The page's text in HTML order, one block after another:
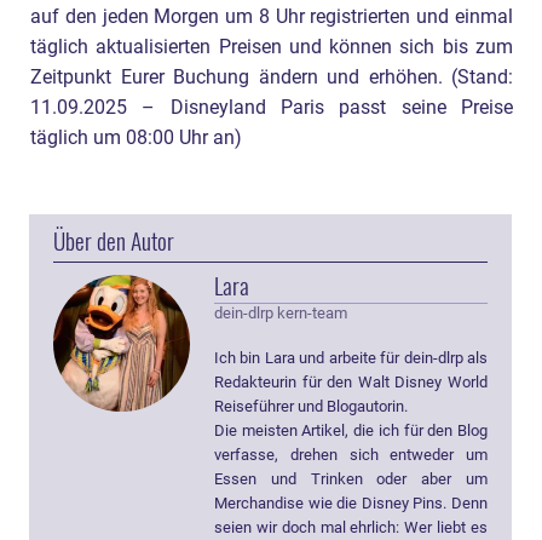
auf den jeden Morgen um 8 Uhr registrierten und einmal
täglich aktualisierten Preisen und können sich bis zum
Zeitpunkt Eurer Buchung ändern und erhöhen. (Stand:
11.09.2025 – Disneyland Paris passt seine Preise
täglich um 08:00 Uhr an)
Über den Autor
Lara
dein-dlrp kern-team
Ich bin Lara und arbeite für dein-dlrp als
Redakteurin für den Walt Disney World
Reiseführer und Blogautorin.
Die meisten Artikel, die ich für den Blog
verfasse, drehen sich entweder um
Essen und Trinken oder aber um
Merchandise wie die Disney Pins. Denn
seien wir doch mal ehrlich: Wer liebt es